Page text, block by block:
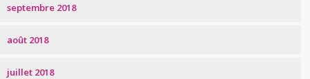
septembre 2018
août 2018
juillet 2018